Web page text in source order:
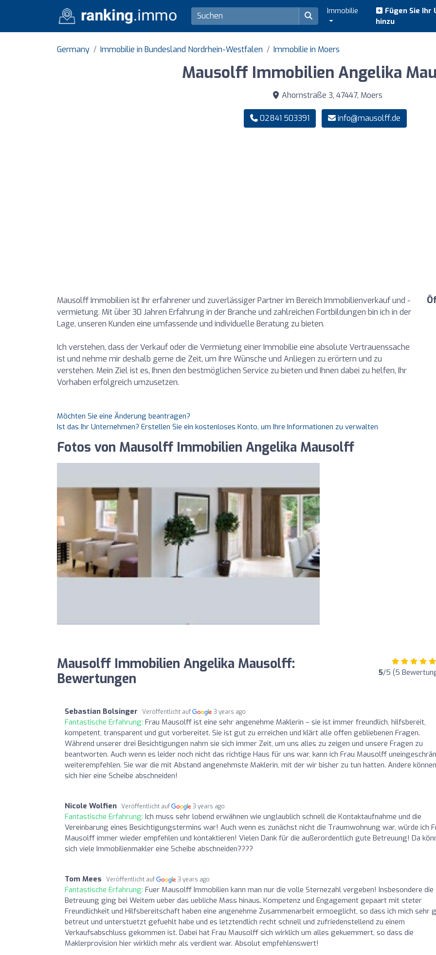
Immobilie
Fügen Sie
hinzu
Germany Immobilie in Bundesland Nordrhein-Westfalen Immobilie in Moers
Mausolff Immobilien Angelika
Ahornstraße 3, 47447, Moers
02841 503391 info@mausolff.de
Mausolff Immobilien ist Ihr erfahrener und zuverlässiger Partner im Bereich Immobilienverkauf und -
vermietung. Mit über 30 Jahren Erfahrung in der Branche und zahlreichen Fortbildungen bin ich in der
Lage, unseren Kunden eine umfassende und individuelle Beratung zu bieten.
Ich verstehen, dass der Verkauf oder die Vermietung einer Immobilie eine absolute Vertrauenssache
ist und nehme mir deshalb gerne die Zeit, um Ihre Wünsche und Anliegen zu erörtern und zu
verstehen. Mein Ziel ist es, Ihnen den bestmöglichen Service zu bieten und Ihnen dabei zu helfen, Ihr
Vorhaben erfolgreich umzusetzen.
Möchten Sie eine Änderung beantragen?
Ist das Ihr Unternehmen? Erstellen Sie ein kostenloses Konto, um Ihre Informationen zu verwalten
Fotos von Mausolff Immobilien Angelika Mausolff
Mausolff Immobilien Angelika Mausolff:
Bewertungen
5/5 (5
Sebastian Bolsinger Veröffentlicht auf 3 years ago
Fantastische Erfahrung: Frau Mausolff ist eine sehr angenehme Maklerin – sie ist immer freundlich, hilfsbereit,
kompetent, transparent und gut vorbereitet. Sie ist gut zu erreichen und klärt alle offen gebliebenen Fragen.
Während unserer drei Besichtigungen nahm sie sich immer Zeit, um uns alles zu zeigen und unsere Fragen zu
beantworten. Auch wenn es leider noch nicht das richtige Haus für uns war, kann ich Frau Mausolff
weiterempfehlen. Sie war die mit Abstand angenehmste Maklerin, mit der wir bisher zu tun hatten. Andere können
sich hier eine Scheibe abschneiden!
Nicole Wolfien Veröffentlicht auf 3 years ago
Fantastische Erfahrung: Ich muss sehr lobend erwähnen wie unglaublich schnell die Kontaktaufnahme und die
Vereinbarung eines Besichtigungstermins war! Auch wenn es zunächst nicht die Traumwohnung war, würde ich
Mausolff immer wieder empfehlen und kontaktieren! Vielen Dank für die außerordentlich gute Betreuung! Da
sich viele Immobilienmakler eine Scheibe abschneiden????
Tom Mees Veröffentlicht auf 3 years ago
Fantastische Erfahrung: Fuer Mausolff Immobilien kann man nur die volle Sternezahl vergeben! Insbesondere die
Betreuung ging bei Weitem ueber das uebliche Mass hinaus. Kompetenz und Engagement gepaart mit steter
Freundlichkeit und Hilfsbereitschaft haben eine angenehme Zusammenarbeit ermoeglicht, so dass ich mich sehr
betreut und unterstuetzt gefuehlt habe und es letztendlich recht schnell und zufriedenstellend zu einem
Verkaufsabschluss gekommen ist. Dabei hat Frau Mausolff sich wirklich um alles gekuemmert, so dass die
Maklerprovision hier wirklich mehr als verdient war. Absolut empfehlenswert!